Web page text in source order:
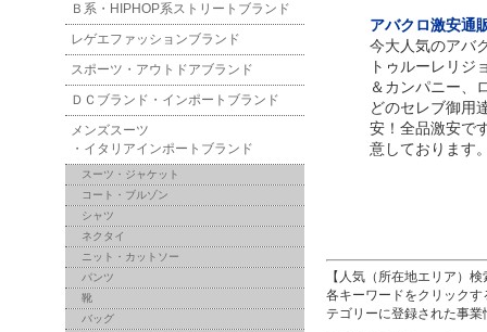
アバクロ激安通
今大人気のアバ
トゥルーレリジ
＆カンパニー、
どのセレブ御用
安！全品激安で
意しております
【人気（所在地エリア）
各キーワードをクリック
テゴリーに登録された事
Ｂ系・HIPHOP系ストリートブランド
レゲエファッションブランド
スポーツ・アウトドアブランド
ＤＣブランド・インポートブランド
メンズスーツ
・イタリアインポートブランド
スーツ・ジャケット
コート・ブルゾン
シャツ
ネクタイ
ニット・カットソー
パンツ
靴
バッグ